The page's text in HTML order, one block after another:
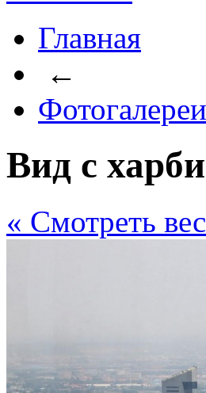
Главная
←
Фотогалереи
Вид с
« Cмотреть